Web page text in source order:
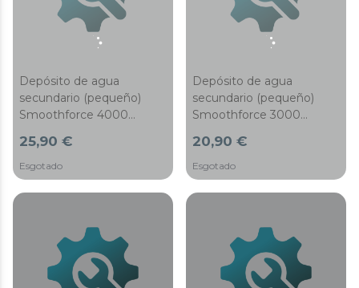
Depósito de agua
secundario (pequeño)
Smoothforce 4000
25,90 €
Esgotado
Depósito de agua
secundario (pequeño)
Smoothforce 3000
20,90 €
Esgotado